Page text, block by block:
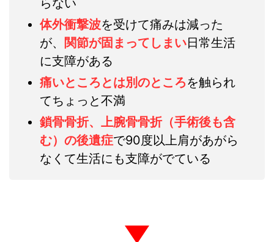
らない
体外衝撃波を受けて痛みは減った
が、
関節が固まってしまい日常生活
に支障がある
痛いところとは別のところを触られ
てちょっと不満
鎖骨骨折、上腕骨骨折（手術後も含
む）の後遺症で90度以上肩があがら
なくて生活にも支障がでている